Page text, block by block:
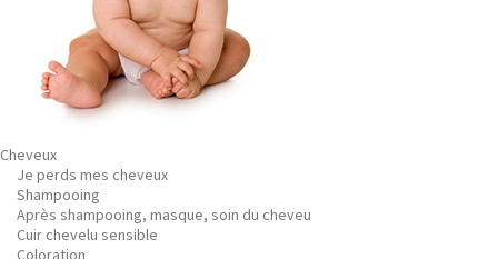
Cheveux
Je perds mes cheveux
Shampooing
Après shampooing, masque, soin du cheveu
Cuir chevelu sensible
Coloration